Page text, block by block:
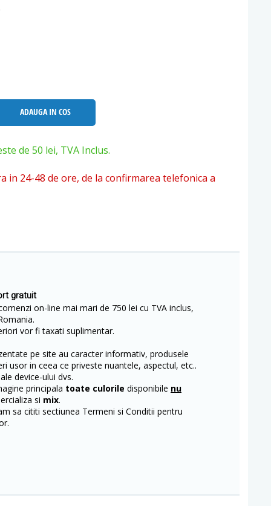
ADAUGA IN COS
de 50 lei, TVA Inclus.
in 24-48 de ore, de la confirmarea telefonica a
gratuit
on-line mai mari de 750 lei cu TVA inclus,
vor fi taxati suplimentar.
pe site au caracter informativ, produsele
usor in ceea ce priveste nuantele, aspectul, etc..
device-ului dvs.
principala toate culorile disponibile nu
si mix.
sa cititi sectiunea Termeni si Conditii pentru